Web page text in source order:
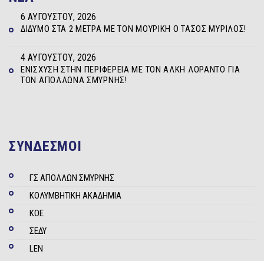
ΔΊΔΥΜΟ ΣΤΑ 2 ΜΈΤΡΑ ΜΕ ΤΟΝ ΜΟΥΡΊΚΗ Ο ΤΆΣΟΣ ΜΥΡΊΛΟΣ!
6 ΑΥΓΟΎΣΤΟΥ, 2026
ΕΝΊΣΧΥΣΗ ΣΤΗΝ ΠΕΡΙΦΈΡΕΙΑ ΜΕ ΤΟΝ ΆΛΚΗ ΛΟΡΆΝΤΟ ΓΙΑ
ΤΟΝ ΑΠΌΛΛΩΝΑ ΣΜΎΡΝΗΣ!
4 ΑΥΓΟΎΣΤΟΥ, 2026
ΣΥΝΔΕΣΜΟΙ
ΓΣ ΑΠΟΛΛΩΝ ΣΜΥΡΝΗΣ
ΚΟΛΥΜΒΗΤΙΚΗ ΑΚΑΔΗΜΙΑ
ΚΟΕ
ΣΕΔΥ
LEN